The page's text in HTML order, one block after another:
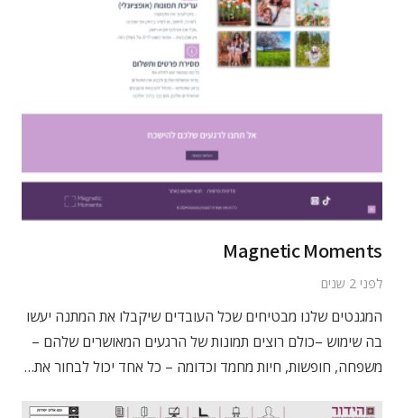
Magnetic Moments
לפני 2 שנים
המגנטים שלנו מבטיחים שכל העובדים שיקבלו את המתנה יעשו
בה שימוש –כולם רוצים תמונות של הרגעים המאושרים שלהם –
משפחה, חופשות, חיות מחמד וכדומה – כל אחד יכול לבחור את…